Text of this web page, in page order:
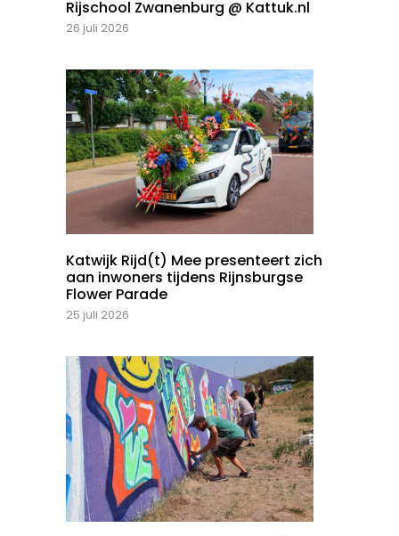
Rijschool Zwanenburg @ Kattuk.nl
26 juli 2026
Katwijk Rijd(t) Mee presenteert zich
aan inwoners tijdens Rijnsburgse
Flower Parade
25 juli 2026